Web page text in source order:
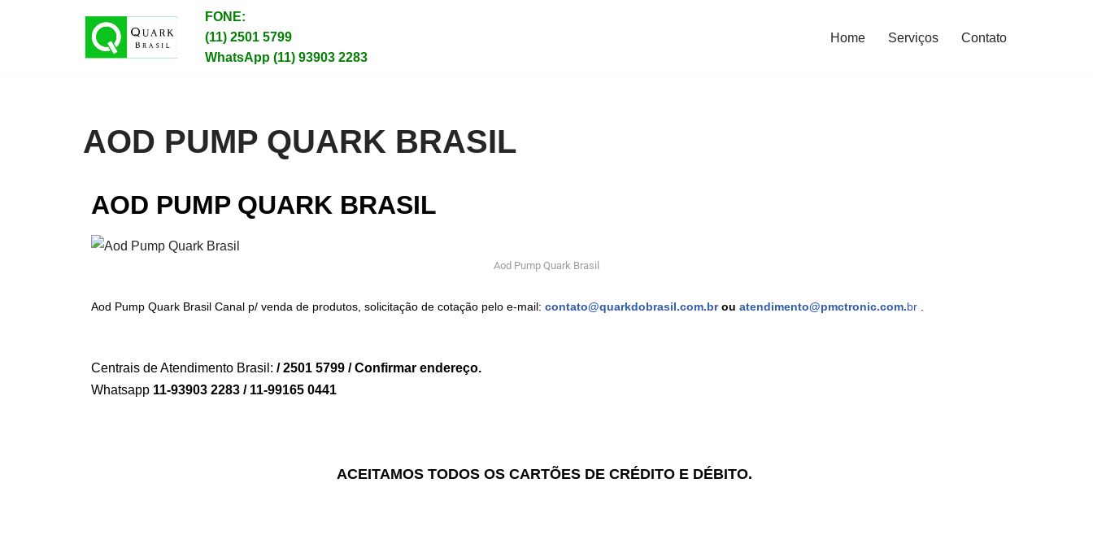
FONE:
(11) 2501 5799
WhatsApp (11) 93903 2283
Home Serviços Contato
AOD PUMP QUARK BRASIL
AOD PUMP QUARK BRASIL
Aod Pump Quark Brasil
Aod Pump Quark Brasil Canal p/ venda de produtos, solicitação de cotação pelo e-mail: contato@quarkdobrasil.com.brou atendimento@pmctronic.com.br
Centrais de Atendimento Brasil: / 2501 5799 / Confirmar endereço.
Whatsapp 11-93903 2283 / 11-99165 0441
ACEITAMOS TODOS OS CARTÕES DE CRÉDITO E DÉBITO.